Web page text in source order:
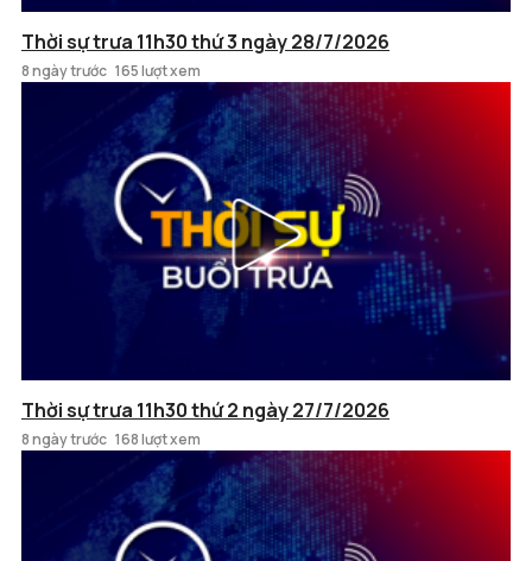
Thời sự trưa 11h30 thứ 3 ngày 28/7/2026
8 ngày trước 165 lượt xem
Thời sự trưa 11h30 thứ 2 ngày 27/7/2026
8 ngày trước 168 lượt xem